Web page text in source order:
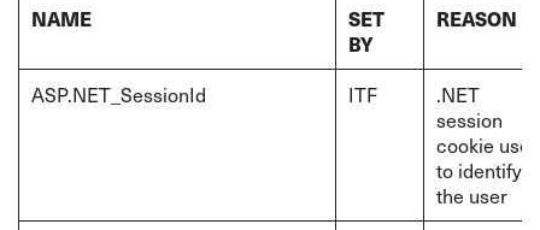
NAME
SET
BY
REASON
ASP.NET_SessionId ITF
.NET
session
cookie used
to identify
the user